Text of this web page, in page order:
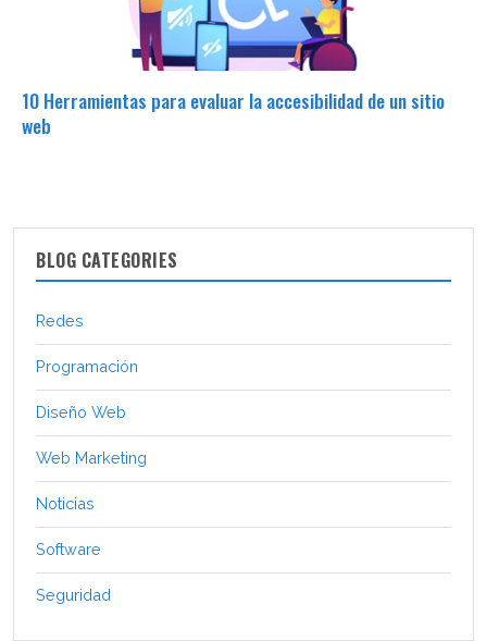
10 Herramientas para evaluar la accesibilidad de un sitio
web
BLOG CATEGORIES
Redes
Programación
Diseño Web
Web Marketing
Noticias
Software
Seguridad